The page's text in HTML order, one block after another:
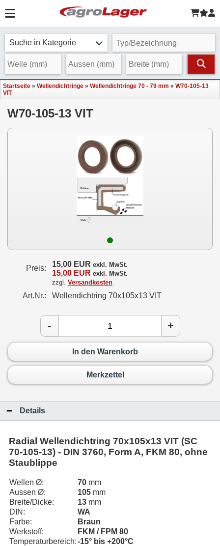
Suche in Kategorie
Startseite » Wellendichtringe » Wellendichtringe 70 - 79 mm » W70-105-13
VIT
W70-105-13 VIT
Preis: 15,00 EUR exkl. MwSt.
15,00 EUR exkl. MwSt.
zzgl. Versandkosten
Art.Nr.: Wellendichtring 70x105x13 VIT
- +
In den Warenkorb
Merkzettel
Details
Radial Wellendichtring 70x105x13 VIT (SC
70-105-13) - DIN 3760, Form A, FKM 80, ohne
Staublippe
Wellen Ø: 70 mm
Aussen Ø:
105 mm
Breite/Dicke:
13 mm
DIN:
WA
Farbe:
Braun
Werkstoff:
FKM / FPM 80
Temperaturbereich:-15° bis +200°C